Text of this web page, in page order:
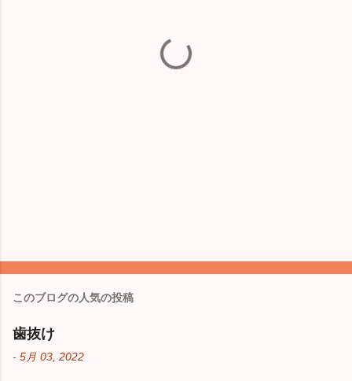
このブログの人気の投稿
歯抜け
- 5月 03, 2022